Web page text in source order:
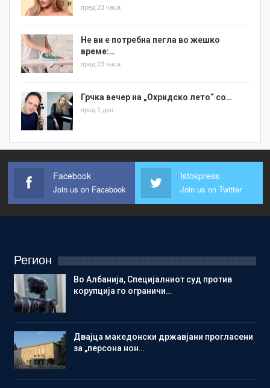
пред 23 часа
Не ви е потребна пегла во жешко
време:…
пред 23 часа
Грчка вечер на „Охридско лето“ со…
пред 1 ден
Facebook
Join us on Facebook
Istokpress
Join us on Twitter
Регион
Во Албанија, Специјалниот суд против
корупција го ограничи…
Двајца македонски државјани прогласени
за „персона нон…